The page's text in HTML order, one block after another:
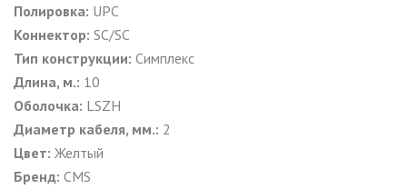
Полировка: UPC
Коннектор: SC/SC
Тип конструкции: Симплекс
Длина, м.: 10
Оболочка: LSZH
Диаметр кабеля, мм.: 2
Цвет: Желтый
Бренд: CMS